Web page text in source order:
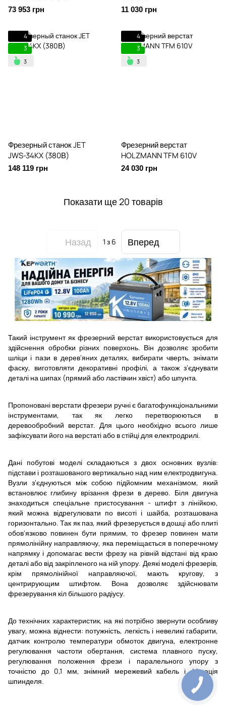
73 953 грн 11 030 грн
4
3
Фрезерный станок JET
JWS-34KX (380В)
148 119 грн
4
3
Фрезерний верстат
HOLZMANN TFM 610V
24 030 грн
Показати ще 20 товарів
Назад 1 з 6 Вперед
Такий інструмент як фрезерний верстат використовується для
здійснення обробки різних поверхонь. Він дозволяє зробити
шліци і пази в дерев'яних деталях, вибирати чверть, знімати
фаску, виготовляти декоративні профілі, а також з'єднувати
деталі на шипах (прямий або ластівчин хвіст) або шпунта.
Пропоновані верстати фрезери ручні є багатофункціональними
інструментами, так як легко перетворюються в
деревообробний верстат. Для цього необхідно всього лише
зафіксувати його на верстаті або в стійці для електродрилі.
Дані побутові моделі складаються з двох основних вузлів:
підстави і розташованого вертикально над ним електродвигуна.
Вузли з'єднуються між собою підйомним механізмом, який
встановлює глибину врізання фрези в дерево. Біля двигуна
знаходиться спеціальне пристосування - штифт з лінійкою,
який можна відрегулювати по висоті і шайба, розташована
горизонтально. Так як паз, який фрезерується в дошці або плиті
обов'язково повинен бути прямим, то фрезер повинен мати
прямолінійну направляючу, яка переміщається в поперечному
напрямку і допомагає вести фрезу на рівній відстані від краю
деталі або від закріпленого на ній упору. Деякі моделі фрезерів,
крім прямолінійної направляючої, мають кругову, з
центрирующим штифтом. Вона дозволяє здійснювати
фрезерування кіл більшого радіусу.
До технічних характеристик, на які потрібно звернути особливу
увагу, можна віднести: потужність, легкість і невеликі габарити,
датчик контролю температури обмоток двигуна, електронне
регулювання частоти обертання, система плавного пуску,
регулювання положення фрези і паралельного упору з
точністю до 0,1 мм, знімний мережевий кабель і фіксація
шпинделя.